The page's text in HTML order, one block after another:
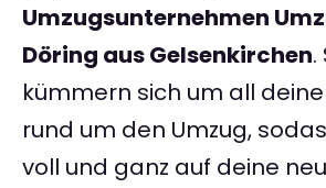
Umzugsunternehmen
Döring aus Gelsenkirchen.
kümmern sich um all
rund um den Umzug,
voll und ganz auf deine